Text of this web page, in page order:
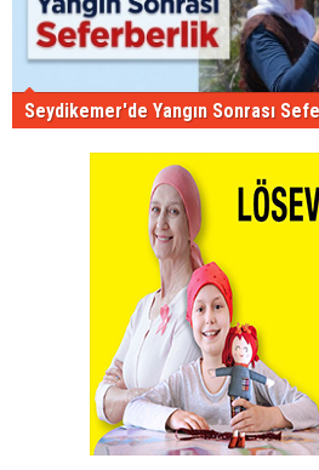
Seydikemer'de Yangın Sonrası